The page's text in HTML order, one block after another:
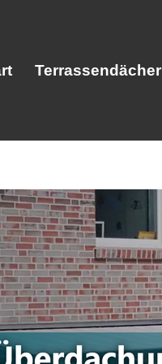
Terrassendächer